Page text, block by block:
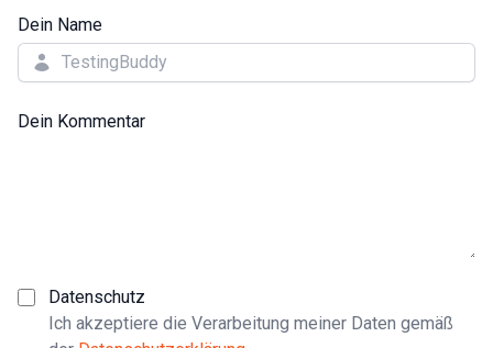
Dein Name
Dein Kommentar
Datenschutz
Ich akzeptiere die Verarbeitung meiner Daten gemäß